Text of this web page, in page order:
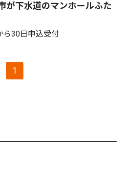
が下水道のマンホールふた
ら30日申込受付
1